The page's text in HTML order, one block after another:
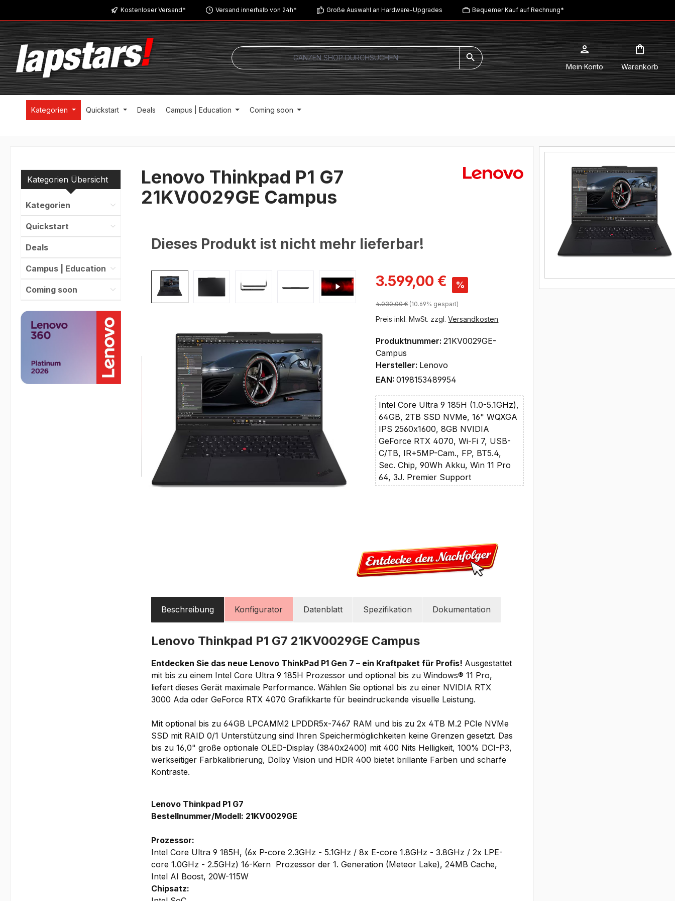
Zur Hauptnavigation springenKostenloser Versand* Versand innerhalb von 24h* Große Auswahl an Hardware-Upgrades Bequemer Kauf auf Rechnung*
Mein Konto Warenkorb
Kategorien Quickstart Deals Campus | Education Coming soon
Kategorien Übersicht
Kategorien
Quickstart
Deals
Campus | Education
Coming soon
Lenovo Thinkpad P1 G7
21KV0029GE Campus
Dieses Produkt ist nicht mehr lieferbar!
Bildergalerie überspringen Verkaufspreis:
3.599,00 € %
Regulärer Preis:
4.030,00 € (10.69% gespart)
Preis inkl. MwSt. zzgl.Versandkosten
Produktnummer:21KV0029GE-
Campus
Hersteller: Lenovo
EAN:0198153489954
Intel Core Ultra 9 185H (1.0-5.1GHz),
64GB, 2TB SSD NVMe, 16" WQXGA
IPS 2560x1600, 8GB NVIDIA
GeForce RTX 4070, Wi-Fi 7, USB-
C/TB, IR+5MP-Cam., FP, BT5.4,
Sec. Chip, 90Wh Akku, Win 11 Pro
64, 3J. Premier Support
Beschreibung Konfigurator Datenblatt Spezifikation Dokumentation
Lenovo Thinkpad P1 G7 21KV0029GE Campus
Entdecken Sie das neue Lenovo ThinkPad P1 Gen 7 – ein Kraftpaket für Profis! Ausgestattet
mit bis zu einem Intel Core Ultra 9 185H Prozessor und optional bis zu Windows® 11 Pro,
liefert dieses Gerät maximale Performance. Wählen Sie optional bis zu einer NVIDIA RTX
3000 Ada oder GeForce RTX 4070 Grafikkarte für beeindruckende visuelle Leistung.
Mit optional bis zu 64GB LPCAMM2 LPDDR5x-7467 RAM und bis zu 2x 4TB M.2 PCIe NVMe
SSD mit RAID 0/1 Unterstützung sind Ihren Speichermöglichkeiten keine Grenzen gesetzt. Das
bis zu 16,0" große optionale OLED-Display (3840x2400) mit 400 Nits Helligkeit, 100% DCI-P3,
werkseitiger Farbkalibrierung, Dolby Vision und HDR 400 bietet brillante Farben und scharfe
Kontraste.
Lenovo Thinkpad P1 G7
Bestellnummer/Modell: 21KV0029GE
Prozessor:
Intel Core Ultra 9 185H, (6x P-core 2.3GHz - 5.1GHz / 8x E-core 1.8GHz - 3.8GHz / 2x LPE-
core 1.0GHz - 2.5GHz) 16-Kern Prozessor der 1. Generation (Meteor Lake), 24MB Cache,
Intel AI Boost, 20W-115W
Chipsatz: